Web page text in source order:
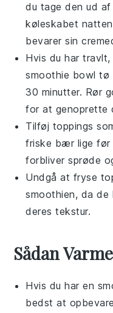
du tage den ud
køleskabet
bevarer sin
Hvis du har
smoothie bowl tø
30 minutter. Rør
for at genoprette
Tilføj toppings
friske bær lige
forbliver sprøde
Undgå at fryse
smoothien, da de
deres tekstur.
Sådan
Hvis du har en
bedst at